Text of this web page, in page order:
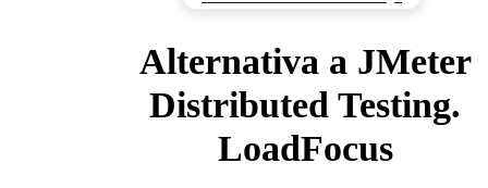
Alternativa a JMeter
Distributed Testing.
LoadFocus